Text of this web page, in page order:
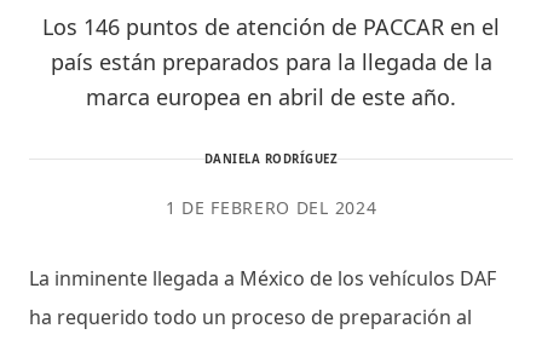
Los 146 puntos de atención de PACCAR en el
país están preparados para la llegada de la
marca europea en abril de este año.
DANIELA RODRÍGUEZ
1 DE FEBRERO DEL 2024
La inminente llegada a México de los vehículos DAF
ha requerido todo un proceso de preparación al